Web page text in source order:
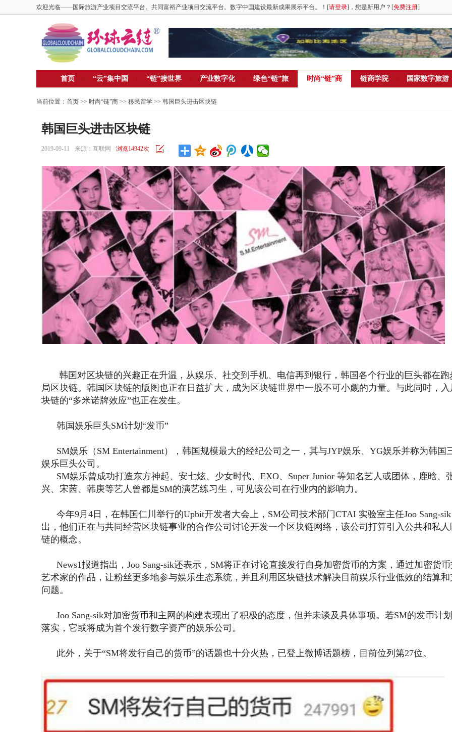
欢迎光临——国际旅游产业项目交流平台。共同富裕产业项目交流平台。数字中国建设最新成果展示平台。！[请登录]，您是新用户？[免费注册]
首页 “云”集中国 “链”接世界 产业数字化 绿色“链”旅 时尚“链”商 链商学院 国家数字旅游
当前位置： 首页 >> 时尚“链”商 >> 移民留学 >> 韩国巨头进击区块链
韩国巨头进击区块链
2019-09-11 来源：互联网 浏览14942次
韩国对区块链的兴趣正在升温，从娱乐、社交到手机、电信再到银行，韩国各个行业的巨头都在跑
局区块链。韩国区块链的版图也正在日益扩大，成为区块链世界中一股不可小觑的力量。与此同时，入
块链的“多米诺牌效应”也正在发生。
韩国娱乐巨头SM计划“发币”
SM娱乐（SM Entertainment），韩国规模最大的经纪公司之一，其与JYP娱乐、YG娱乐并称为韩国
娱乐巨头公司。
SM娱乐曾成功打造东方神起、安七炫、少女时代、EXO、Super Junior 等知名艺人或团体，鹿晗、
兴、宋茜、韩庚等艺人曾都是SM的演艺练习生，可见该公司在行业内的影响力。
今年9月4日，在韩国仁川举行的Upbit开发者大会上，SM公司技术部门CTAI 实验室主任Joo Sang-
出，他们正在与共同经营区块链事业的合作公司讨论开发一个区块链网络，该公司打算引入公共和私人
链的概念。
News1报道指出，Joo Sang-sik还表示，SM将正在讨论直接发行自身加密货币的方案，通过加密货
艺术家的作品，让粉丝更多地参与娱乐生态系统，并且利用区块链技术解决目前娱乐行业低效的结算和
问题。
Joo Sang-sik对加密货币和主网的构建表现出了积极的态度，但并未谈及具体事项。若SM的发币计
落实，它或将成为首个发行数字资产的娱乐公司。
此外，关于“SM将发行自己的货币”的话题也十分火热，已登上微博话题榜，目前位列第27位。